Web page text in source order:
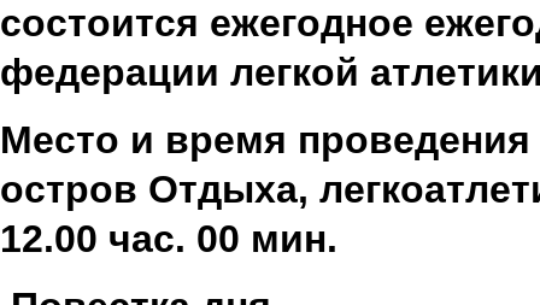
состоится ежегодное
федерации легкой
Место и время проведения
остров Отдыха,
12.00 час. 00 мин.